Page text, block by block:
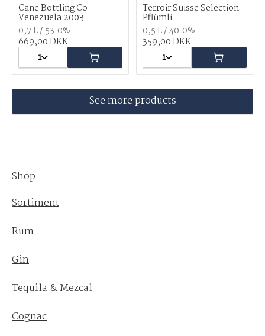
Cane Bottling Co.
Venezuela 2003
0,7 L / 53.0%
669,00 DKK
1
Terroir Suisse Selection
Pflümli
0,5 L / 40.0%
359,00 DKK
1
See more products
Shop
Sortiment
Rum
Gin
Tequila & Mezcal
Cognac